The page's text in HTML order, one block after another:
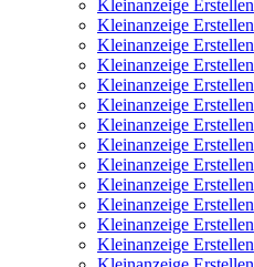
Kleinanzeige Erstellen
Kleinanzeige Erstellen
Kleinanzeige Erstellen
Kleinanzeige Erstellen
Kleinanzeige Erstellen
Kleinanzeige Erstellen
Kleinanzeige Erstellen
Kleinanzeige Erstellen
Kleinanzeige Erstellen
Kleinanzeige Erstellen
Kleinanzeige Erstellen
Kleinanzeige Erstellen
Kleinanzeige Erstellen